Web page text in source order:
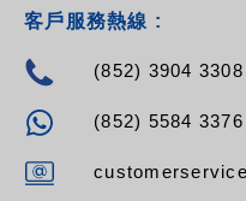
客戶服務熱線 :
(852) 3904 3308
(852) 5584 3376